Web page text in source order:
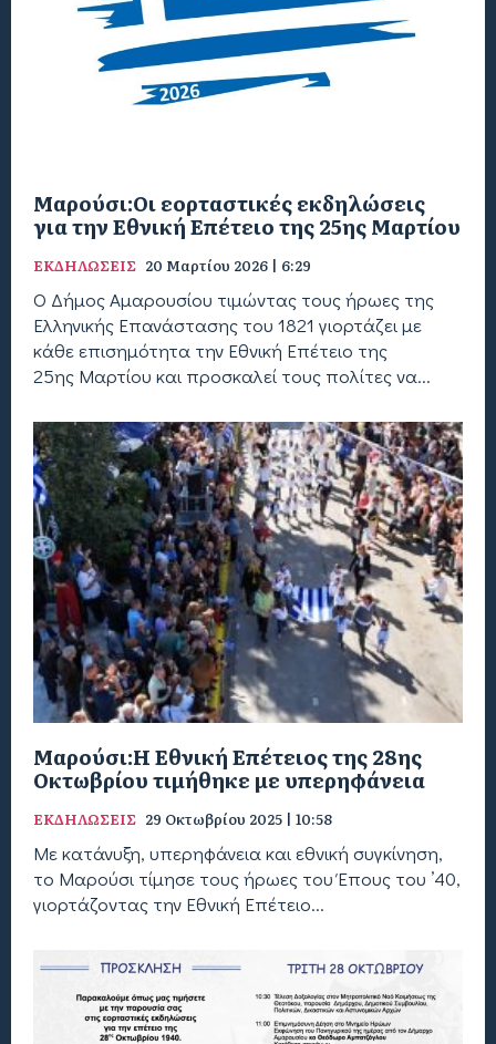
Μαρούσι:Οι εορταστικές εκδηλώσεις
για την Εθνική Επέτειο της 25ης Μαρτίου
ΕΚΔΗΛΩΣΕΙΣ 20 Μαρτίου 2026 | 6:29
Ο Δήμος Αμαρουσίου τιμώντας τους ήρωες της
Ελληνικής Επανάστασης του 1821 γιορτάζει με
κάθε επισημότητα την Εθνική Επέτειο της
25ης Μαρτίου και προσκαλεί τους πολίτες να...
Μαρούσι:H Εθνική Επέτειος της 28ης
Οκτωβρίου τιμήθηκε με υπερηφάνεια
ΕΚΔΗΛΩΣΕΙΣ 29 Οκτωβρίου 2025 | 10:58
Με κατάνυξη, υπερηφάνεια και εθνική συγκίνηση,
το Μαρούσι τίμησε τους ήρωες του Έπους του ’40,
γιορτάζοντας την Εθνική Επέτειο...